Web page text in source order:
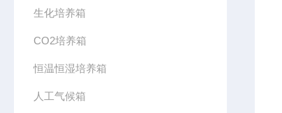
生化培养箱
CO2培养箱
恒温恒湿培养箱
人工气候箱